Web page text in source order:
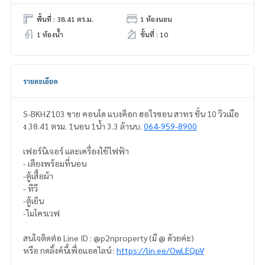
พื้นที่ : 38.41 ตร.ม.
1 ห้องนอน
1 ห้องน้ำ
ชั้นที่ : 10
รายละเอียด
S-BKHZ103 ขาย คอนโด แบงค็อก ฮอไรซอน สาทร ชั้น 10 วิวเมือ
ง 38.41 ตรม. 1นอน 1น้ำ 3.3 ล้านบ. 064-959-8900
เฟอร์นิเจอร์ และเครื่องใช้ไฟฟ้า
- เตียงพร้อมที่นอน
-ตู้เสื้อผ้า
- ทีวี
-ตู้เย็น
-ไมโครเวฟ
สนใจติดต่อ Line ID : @p2nproperty (มี @ ด้วยค่ะ)
หรือ กดลิ้งค์นี้เพื่อแอดไลน์ : https://lin.ee/OwLEQpV